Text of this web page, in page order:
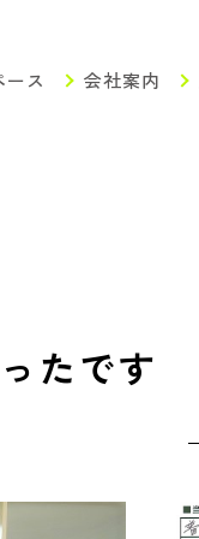
ース 会社案内
たです